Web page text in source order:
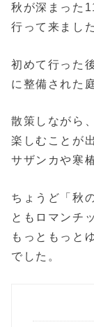
秋が深まった
行って来ました
初めて行った
に整備された
散策しながら
楽しむことが
サザンカや寒
ちょうど「秋
ともロマンチ
もっともっと
でした。